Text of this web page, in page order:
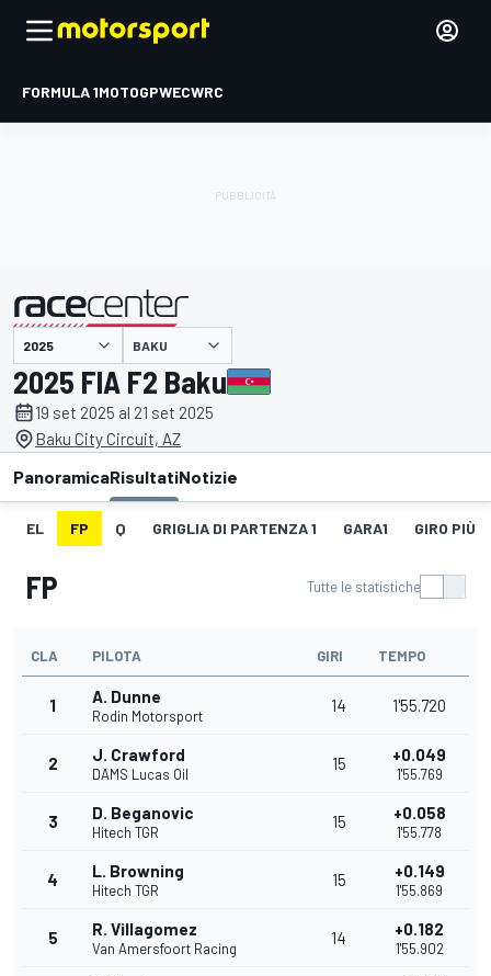
FORMULA 1MOTOGPWECWRC
presentato da BAKU
2025 FIA F2 Baku
19 set 2025 al 21 set 2025
Baku City Circuit, AZ
PanoramicaRisultatiNotizie
EL FP Q GRIGLIA DI PARTENZA 1 GARA1 GIRO PIÙ
FP Tutte le statistiche
CLA PILOTA GIRI TEMPO
1 A. Dunne
Rodin Motorsport
14 1'55.720
2 J. Crawford
DAMS Lucas Oil
15 +0.049
1'55.769
3 D. Beganovic
Hitech TGR
15 +0.058
1'55.778
4 L. Browning
Hitech TGR
15 +0.149
1'55.869
5 R. Villagomez
Van Amersfoort Racing
14 +0.182
1'55.902